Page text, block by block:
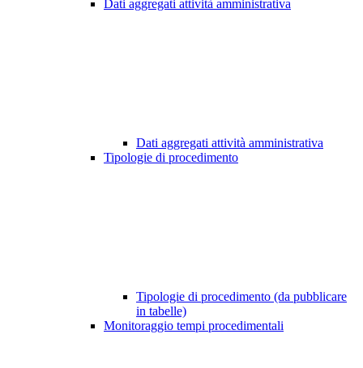
Dati aggregati attività amministrativa
Dati aggregati attività amministrativa
Tipologie di procedimento
Tipologie di procedimento (da pubblicare
in tabelle)
Monitoraggio tempi procedimentali